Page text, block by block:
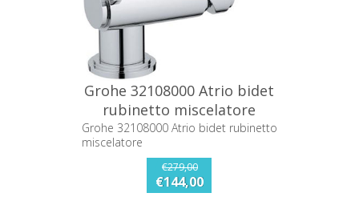
Grohe 32108000 Atrio bidet
rubinetto miscelatore
Grohe 32108000 Atrio bidet rubinetto
miscelatore
€279,00
€144,00